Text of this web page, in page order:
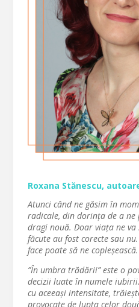
Roxana Stănescu,
Atunci când ne găsim în
radicale, din dorința de a ne
dragi nouă. Doar viața ne
făcute au fost corecte sau
face poate să ne copleșească.
”În umbra trădării” este o
decizii luate în numele
cu aceeași intensitate,
provocate de lupta celor